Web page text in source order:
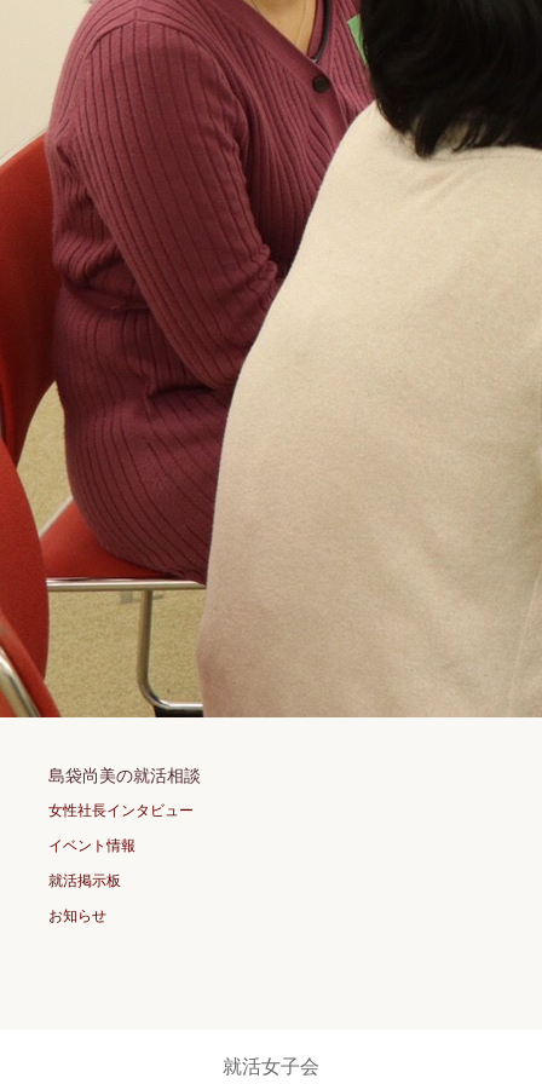
島袋尚美の就活相談
女性社長インタビュー
イベント情報
就活掲示板
お知らせ
就活女子会